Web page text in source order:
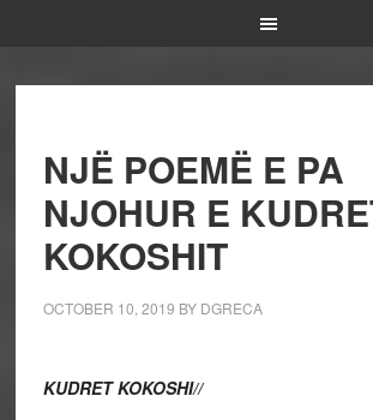
NJË POEMË E PA
NJOHUR E
KOKOSHIT
OCTOBER 10, 2019 BY DGRECA
KUDRET KOKOSHI//